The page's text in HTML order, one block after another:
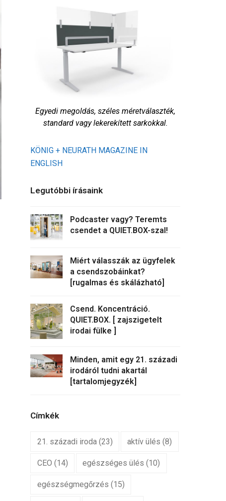
Egyedi megoldás, széles méretválaszték,
standard vagy lekerekített sarkokkal.
KÖNIG + NEURATH MAGAZINE IN
ENGLISH
Legutóbbi írásaink
Podcaster vagy? Teremts
csendet a QUIET.BOX-szal!
Miért válasszák az ügyfelek
a csendszobáinkat?
[rugalmas és skálázható]
Csend. Koncentráció.
QUIET.BOX. [ zajszigetelt
irodai fülke ]
Minden, amit egy 21. századi
irodáról tudni akartál
[tartalomjegyzék]
Címkék
21. századi iroda(23) aktív ülés (8)
CEO (14) egészséges ülés (10)
egészségmegőrzés (15)